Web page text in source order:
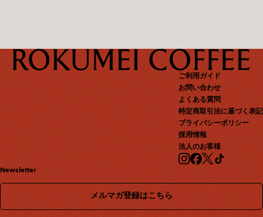
ご利用ガイド
お問い合わせ
よくある質問
特定商取引法に基づく表記
プライバシーポリシー
採用情報
法人のお客様
Newsletter
メルマガ登録はこちら